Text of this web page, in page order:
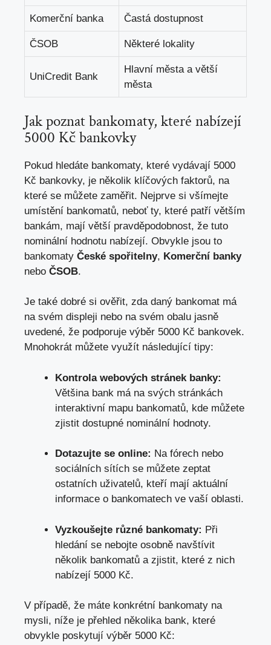
Komerční banka Častá dostupnost
ČSOB Některé lokality
UniCredit Bank
Hlavní města a větší
města
Jak poznat bankomaty, které nabízejí
5000 Kč bankovky
Pokud hledáte bankomaty, které vydávají 5000
Kč bankovky, je několik klíčových faktorů, na
které se můžete zaměřit. Nejprve si všímejte
umístění bankomatů, neboť ty, které patří větším
bankám, mají větší pravděpodobnost, že tuto
nominální hodnotu nabízejí. Obvykle jsou to
bankomaty České spořitelny, Komerční banky
nebo ČSOB.
Je také dobré si ověřit, zda daný bankomat má
na svém displeji nebo na svém obalu jasně
uvedené, že podporuje výběr 5000 Kč bankovek.
Mnohokrát můžete využít následující tipy:
Kontrola webových stránek banky:
Většina bank má na svých stránkách
interaktivní mapu bankomatů, kde můžete
zjistit dostupné nominální hodnoty.
Dotazujte se online: Na fórech nebo
sociálních sítích se můžete zeptat
ostatních uživatelů, kteří mají aktuální
informace o bankomatech ve vaší oblasti.
Vyzkoušejte různé bankomaty: Při
hledání se nebojte osobně navštívit
několik bankomatů a zjistit, které z nich
nabízejí 5000 Kč.
V případě, že máte konkrétní bankomaty na
mysli, níže je přehled několika bank, které
obvykle poskytují výběr 5000 Kč: